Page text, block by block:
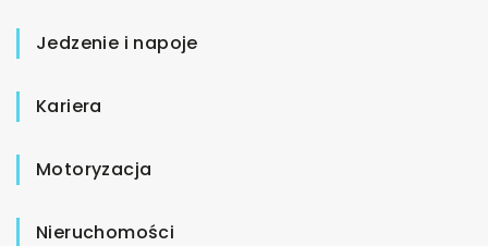
Jedzenie i napoje
Kariera
Motoryzacja
Nieruchomości